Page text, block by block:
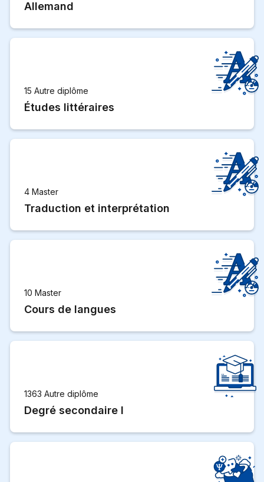
Allemand
15 Autre diplôme
Études littéraires
4 Master
Traduction et interprétation
10 Master
Cours de langues
1363 Autre diplôme
Degré secondaire I